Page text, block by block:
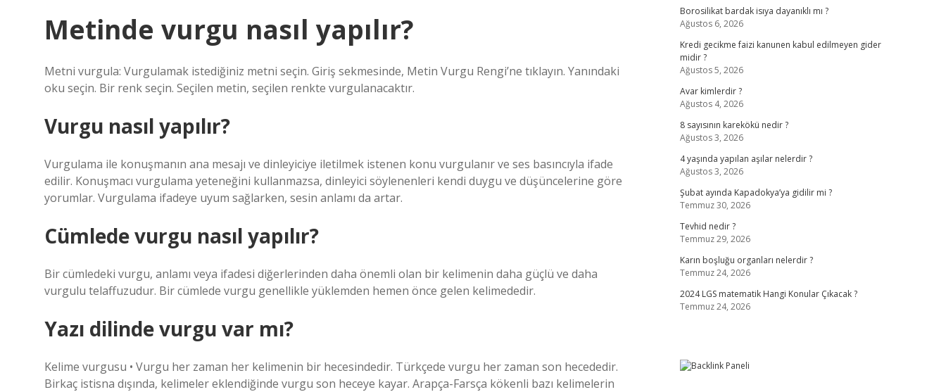
Metinde vurgu nasıl yapılır?
Metni vurgula: Vurgulamak istediğiniz metni seçin. Giriş sekmesinde, Metin Vurgu Rengi’ne tıklayın. Yanındaki
oku seçin. Bir renk seçin. Seçilen metin, seçilen renkte vurgulanacaktır.
Vurgu nasıl yapılır?
Vurgulama ile konuşmanın ana mesajı ve dinleyiciye iletilmek istenen konu vurgulanır ve ses basıncıyla ifade
edilir. Konuşmacı vurgulama yeteneğini kullanmazsa, dinleyici söylenenleri kendi duygu ve düşüncelerine göre
yorumlar. Vurgulama ifadeye uyum sağlarken, sesin anlamı da artar.
Cümlede vurgu nasıl yapılır?
Bir cümledeki vurgu, anlamı veya ifadesi diğerlerinden daha önemli olan bir kelimenin daha güçlü ve daha
vurgulu telaffuzudur. Bir cümlede vurgu genellikle yüklemden hemen önce gelen kelimededir.
Yazı dilinde vurgu var mı?
Kelime vurgusu • Vurgu her zaman her kelimenin bir hecesindedir. Türkçede vurgu her zaman son hecededir.
Birkaç istisna dışında, kelimeler eklendiğinde vurgu son heceye kayar. Arapça-Farsça kökenli bazı kelimelerin
Borosilikat bardak isıya dayanıklı mı ?
Ağustos 6, 2026
Kredi gecikme faizi kanunen kabul edilmeyen gider
midir ?
Ağustos 5, 2026
Avar kimlerdir ?
Ağustos 4, 2026
8 sayısının karekökü nedir ?
Ağustos 3, 2026
4 yaşında yapılan aşılar nelerdir ?
Ağustos 3, 2026
Şubat ayında Kapadokya’ya gidilir mi ?
Temmuz 30, 2026
Tevhid nedir ?
Temmuz 29, 2026
Karın boşluğu organları nelerdir ?
Temmuz 24, 2026
2024 LGS matematik Hangi Konular Çıkacak ?
Temmuz 24, 2026